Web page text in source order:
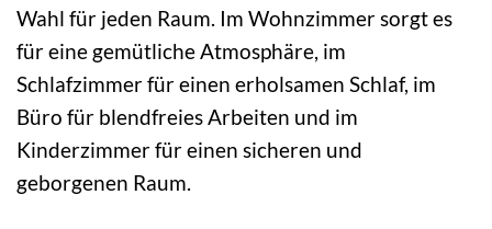
Wahl für jeden Raum. Im Wohnzimmer sorgt es
für eine gemütliche Atmosphäre, im
Schlafzimmer für einen erholsamen Schlaf, im
Büro für blendfreies Arbeiten und im
Kinderzimmer für einen sicheren und
geborgenen Raum.